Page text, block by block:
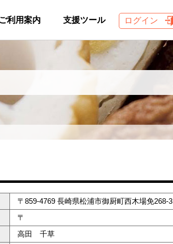
ご利用案内 支援ツール ログイン
〒859-4769 長崎県松浦市御厨町西木場免268-3
〒
高田 千草